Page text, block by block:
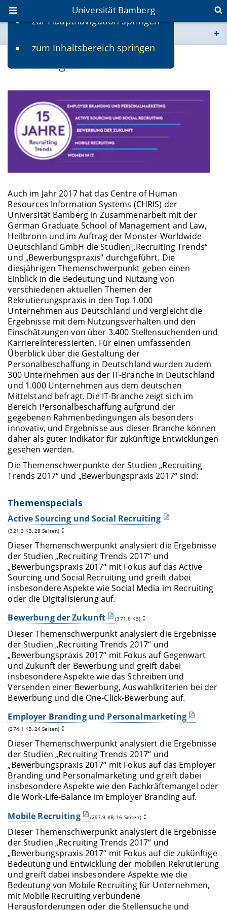
zur Hauptnavigation springen
zum Inhaltsbereich springen
Universität Bamberg
www.uni-bamberg.de
fis.uni-bamberg.de
Recruiting Trends 2017
Auch im Jahr 2017 hat das Centre of Human
Resources Information Systems (CHRIS) der
Universität Bamberg in Zusammenarbeit mit der
German Graduate School of Management and Law,
Heilbronn und im Auftrag der Monster Worldwide
Deutschland GmbH die Studien „Recruiting Trends“
und „Bewerbungspraxis“ durchgeführt. Die
diesjährigen Themenschwerpunkt geben einen
Einblick in die Bedeutung und Nutzung von
verschiedenen aktuellen Themen der
Rekrutierungspraxis in den Top 1.000
Unternehmen aus Deutschland und vergleicht die
Ergebnisse mit dem Nutzungsverhalten und den
Einschätzungen von über 3.400 Stellensuchenden und
Karriereinteressierten. Für einen umfassenden
Überblick über die Gestaltung der
Personalbeschaffung in Deutschland wurden zudem
300 Unternehmen aus der IT-Branche in Deutschland
und 1.000 Unternehmen aus dem deutschen
Mittelstand befragt. Die IT-Branche zeigt sich im
Bereich Personalbeschaffung aufgrund der
gegebenen Rahmenbedingungen als besonders
innovativ, und Ergebnisse aus dieser Branche können
daher als guter Indikator für zukünftige Entwicklungen
gesehen werden.
Die Themenschwerpunkte der Studien „Recruiting
Trends 2017“ und „Bewerbungspraxis 2017“ sind:
Themenspecials
Active Sourcing und Social Recruiting
(321.3 KB, 28 Seiten) :
Dieser Themenschwerpunkt analysiert die Ergebnisse
der Studien „Recruiting Trends 2017“ und
„Bewerbungspraxis 2017“ mit Fokus auf das Active
Sourcing und Social Recruiting und greift dabei
insbesondere Aspekte wie Social Media im Recruiting
oder die Digitalisierung auf.
Bewerbung der Zukunft
(371.6 KB) :
Dieser Themenschwerpunkt analysiert die Ergebnisse
der Studien „Recruiting Trends 2017“ und
„Bewerbungspraxis 2017“ mit Fokus auf Gegenwart
und Zukunft der Bewerbung und greift dabei
insbesondere Aspekte wie das Schreiben und
Versenden einer Bewerbung, Auswahlkriterien bei der
Bewerbung und die One-Click-Bewerbung auf.
Employer Branding und Personalmarketing
(274.1 KB, 24 Seiten) :
Dieser Themenschwerpunkt analysiert die Ergebnisse
der Studien „Recruiting Trends 2017“ und
„Bewerbungspraxis 2017“ mit Fokus auf das Employer
Branding und Personalmarketing und greift dabei
insbesondere Aspekte wie den Fachkräftemangel oder
die Work-Life-Balance im Employer Branding auf.
Mobile Recruiting
(297.9 KB, 16 Seiten) :
Dieser Themenschwerpunkt analysiert die Ergebnisse
der Studien „Recruiting Trends 2017“ und
„Bewerbungspraxis 2017“ mit Fokus auf die zukünftige
Bedeutung und Entwicklung der mobilen Rekrutierung
und greift dabei insbesondere Aspekte wie die
Bedeutung von Mobile Recruiting für Unternehmen,
mit Mobile Recruiting verbundene
Herausforderungen oder die Stellensuche und